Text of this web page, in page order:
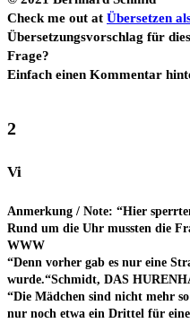
Check me out at Über­set­zen
Über­set­zungs­vor­schlag für
Fra­ge?
Ein­fach einen Kom­men­tar
2
Vi
Anmer­kung / Note: “Hier
Rund um die Uhr muss­ten die
WWW
“Denn vor­her gab es nur eine
wurde.“Schmidt, DAS
“Die Mäd­chen sind nicht mehr
nur noch etwa ein Drit­tel für